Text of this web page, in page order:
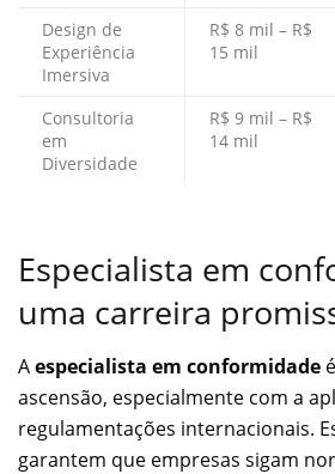
Design de
Experiência
Imersiva
R$ 8 mil – R$
15 mil
Consultoria
em
Diversidade
R$ 9 mil – R$
14 mil
Especialista em
uma carreira
Aespecialista em conformidade
ascensão, especialmente com a
regulamentações internacionais.
garantem que empresas sigam